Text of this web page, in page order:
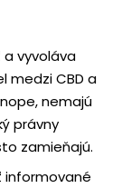
vyvoláva
medzi CBD a
nemajú
právny
zamieňajú.
informované